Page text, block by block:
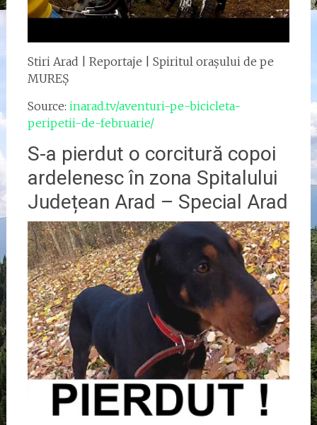
Stiri Arad | Reportaje | Spiritul orașului de pe
MUREȘ
Source: inarad.tv/aventuri-pe-bicicleta-
peripetii-de-februarie/
S-a pierdut o corcitură copoi
ardelenesc în zona Spitalului
Județean Arad – Special Arad